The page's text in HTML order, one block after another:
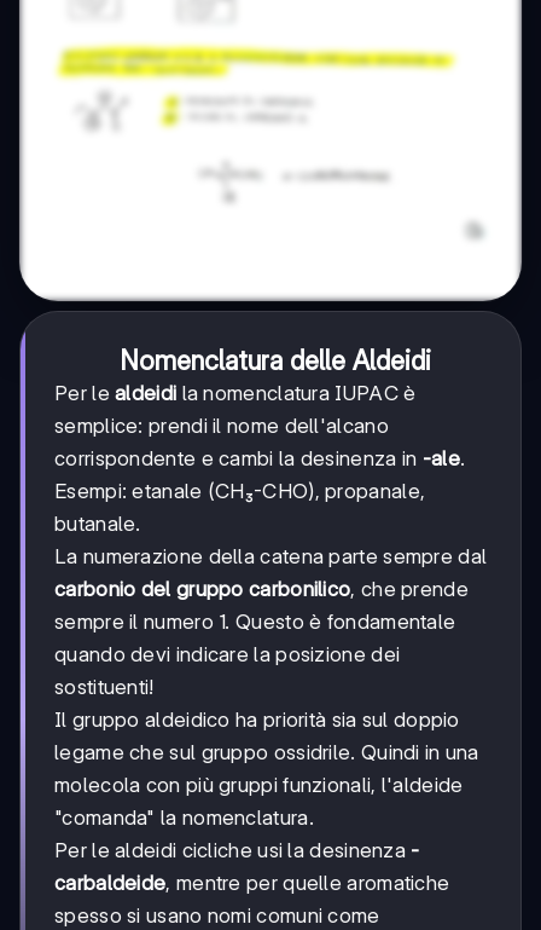
Nomenclatura delle Aldeidi
Per lealdeidi la nomenclatura IUPAC è
semplice: prendi il nome dell'alcano
corrispondente e cambi la desinenza in -ale.
Esempi: etanale (CH₃-CHO), propanale,
butanale.
La numerazione della catena parte sempre dal
carbonio del gruppo carbonilico, che prende
sempre il numero 1. Questo è fondamentale
quando devi indicare la posizione dei
sostituenti!
Il gruppo aldeidico ha priorità sia sul doppio
legame che sul gruppo ossidrile. Quindi in una
molecola con più gruppi funzionali, l'aldeide
"comanda" la nomenclatura.
Per le aldeidi cicliche usi la desinenza -
carbaldeide, mentre per quelle aromatiche
spesso si usano nomi comuni come